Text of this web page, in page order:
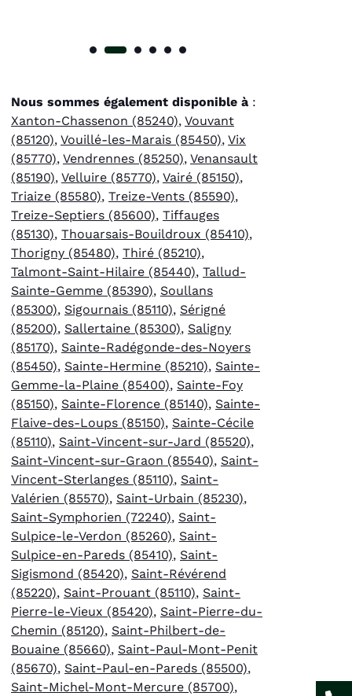
Nous sommes également disponible à :
Xanton-Chassenon (85240), Vouvant
(85120), Vouillé-les-Marais (85450), Vix
(85770), Vendrennes (85250), Venansault
(85190), Velluire (85770), Vairé (85150),
Triaize (85580), Treize-Vents (85590),
Treize-Septiers (85600), Tiffauges
(85130), Thouarsais-Bouildroux (85410),
Thorigny (85480), Thiré (85210),
Talmont-Saint-Hilaire (85440), Tallud-
Sainte-Gemme (85390), Soullans
(85300), Sigournais (85110), Sérigné
(85200), Sallertaine (85300), Saligny
(85170), Sainte-Radégonde-des-Noyers
(85450), Sainte-Hermine (85210), Sainte-
Gemme-la-Plaine (85400), Sainte-Foy
(85150), Sainte-Florence (85140), Sainte-
Flaive-des-Loups (85150), Sainte-Cécile
(85110), Saint-Vincent-sur-Jard (85520),
Saint-Vincent-sur-Graon (85540), Saint-
Vincent-Sterlanges (85110), Saint-
Valérien (85570), Saint-Urbain (85230),
Saint-Symphorien (72240), Saint-
Sulpice-le-Verdon (85260), Saint-
Sulpice-en-Pareds (85410), Saint-
Sigismond (85420), Saint-Révérend
(85220), Saint-Prouant (85110), Saint-
Pierre-le-Vieux (85420), Saint-Pierre-du-
Chemin (85120), Saint-Philbert-de-
Bouaine (85660), Saint-Paul-Mont-Penit
(85670), Saint-Paul-en-Pareds (85500),
Saint-Michel-Mont-Mercure (85700),